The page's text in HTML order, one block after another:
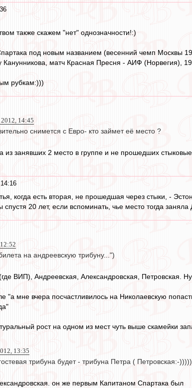
также скажем "нет" однозначности!:)
под новым названием (весенний чемп
Канунникова, матч Красная Пресня - АИФ (Норвегия),
рубкам:)))
14:45
снимется с Евро- кто займет её место ?
из занявших 2 место в группе и не прошедших
когда есть вторая, не прошедшая через стыки, -
20 лет, если вспоминать, чье место тогда заняла
на андреевскую трибуну...")
ВИП), Андреевская, Александровская,
"а мне вчера посчастливилось на Николаевскую
рост на одном из мест чуть выше скамейки
13:35
трибуна будет - трибуна Петра ( Петровская:-
он же первым Капитаном Спартака был